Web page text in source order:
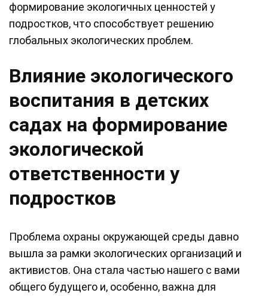
формирование экологичных ценностей у
подростков, что способствует решению
глобальных экологических проблем.
Влияние экологического
воспитания в детских
садах на формирование
экологической
ответственности у
подростков
Проблема охраны окружающей среды давно
вышла за рамки экологических организаций и
активистов. Она стала частью нашего с вами
общего будущего и, особенно, важна для